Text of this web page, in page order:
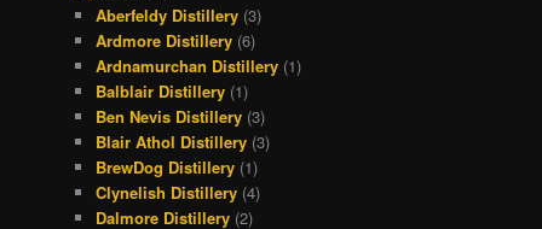
Aberfeldy Distillery (3)
Ardmore Distillery (6)
Ardnamurchan Distillery (1)
Balblair Distillery (1)
Ben Nevis Distillery (3)
Blair Athol Distillery (3)
BrewDog Distillery (1)
Clynelish Distillery (4)
Dalmore Distillery (2)